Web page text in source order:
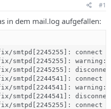
#1
in dem mail.log aufgefallen:
smtpd[2245255]: connect
smtpd[2245255]: warning:
smtpd[2245255]:
smtpd[2244541]: connect
smtpd[2244541]: warning:
smtpd[2244541]:
smtpd[2245255]: connect